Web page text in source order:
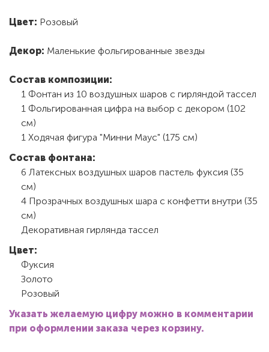
Цвет: Розовый
Декор: Маленькие фольгированные звезды
Состав композиции:
1 Фонтан из 10 воздушных шаров с гирляндой тассел
1 Фольгированная цифра на выбор с декором (102
см)
1 Ходячая фигура "Минни Маус" (175 см)
Состав фонтана:
6 Латексных воздушных шаров пастель фуксия (35
см)
4 Прозрачных воздушных шара с конфетти внутри (35
см)
Декоративная гирлянда тассел
Цвет:
Фуксия
Золото
Розовый
Указать желаемую цифру можно в комментарии
при оформлении заказа через корзину.